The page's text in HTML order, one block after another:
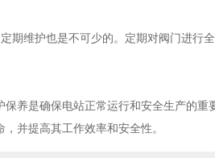
维护也是不可少的。定期对阀门进行
是确保电站正常运行和安全生产的重
并提高其工作效率和安全性。